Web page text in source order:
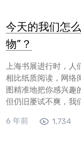
今天的我们怎
物”？
上海书展进行时，人
相比纸质阅读，网络
图精准地把你感兴趣
但仍旧屡试不爽，我
6 年前 1,734